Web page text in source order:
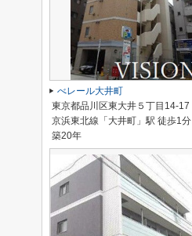
べレール大井町
東京都品川区東大井５丁目14-17
京浜東北線「大井町」駅 徒歩1分
築20年